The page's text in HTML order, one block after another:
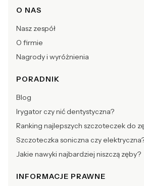
O NAS
Nasz zespół
O firmie
Nagrody i wyróżnienia
PORADNIK
Blog
Irygator czy nić dentystyczna?
Ranking najlepszych szczoteczek do
Szczoteczka soniczna czy
Jakie nawyki najbardziej niszczą zęby?
INFORMACJE PRAWNE